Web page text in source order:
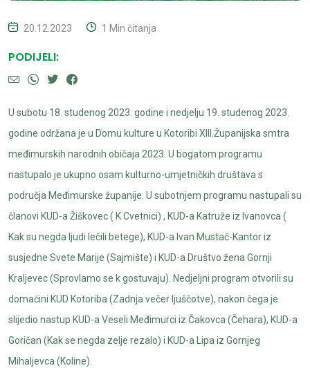
20.12.2023 1 Min čitanja
PODIJELI:
U subotu 18. studenog 2023. godine i nedjelju 19. studenog 2023.
godine održana je u Domu kulture u Kotoribi XIII.Županijska smtra
međimurskih narodnih običaja 2023. U bogatom programu
nastupalo je ukupno osam kulturno-umjetničkih društava s
područja Međimurske županije. U subotnjem programu nastupali su
članovi KUD-a Žiškovec ( K Cvetnici) , KUD-a Katruže iz Ivanovca (
Kak su negda ljudi lečili betege), KUD-a Ivan Mustač-Kantor iz
susjedne Svete Marije (Sajmište) i KUD-a Društvo žena Gornji
Kraljevec (Sprovlamo se k gostuvaju). Nedjeljni program otvorili su
domaćini KUD Kotoriba (Zadnja večer ljuščotve), nakon čega je
slijedio nastup KUD-a Veseli Međimurci iz Čakovca (Čehara), KUD-a
Goričan (Kak se negda zelje rezalo) i KUD-a Lipa iz Gornjeg
Mihaljevca (Koline).